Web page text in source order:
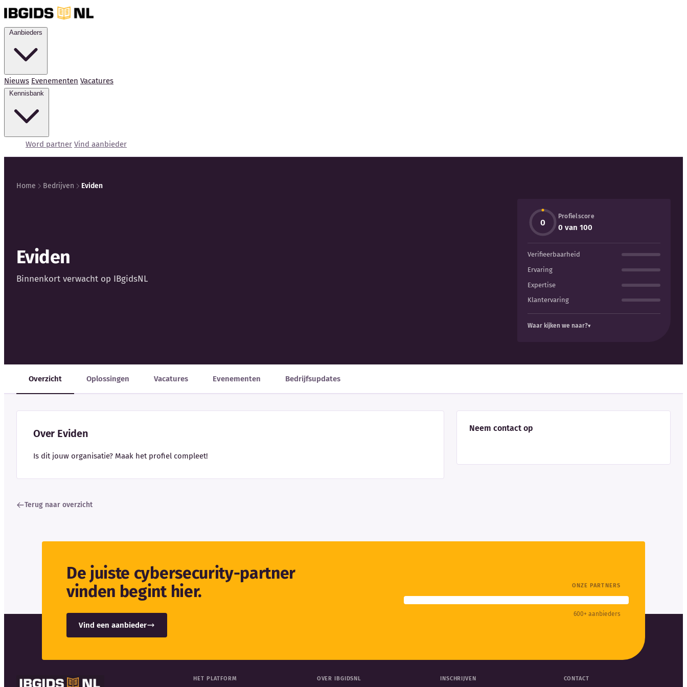
Nieuws Evenementen Vacatures
Word partner Vind aanbieder
Home Bedrijven Eviden
Eviden
Binnenkort verwacht op IBgidsNL
0
Profielscore
0 van 100
Verifieerbaarheid
Ervaring
Expertise
Klantervaring
Waar kijken we naar?
Overzicht Oplossingen Vacatures Evenementen Bedrijfsupdates
Over Eviden
Is dit jouw organisatie? Maak het profiel compleet!
Neem contact op
Terug naar overzicht
De juiste cybersecurity-partner
vinden begint hier.
Vind een aanbieder
ONZE PARTNERS
600+ aanbieders
HET PLATFORM OVER IBGIDSNL INSCHRIJVEN CONTACT